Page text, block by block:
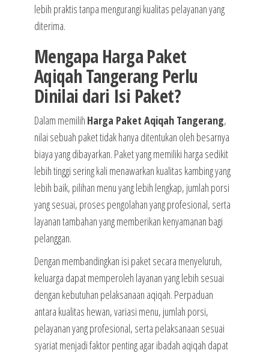
lebih praktis tanpa mengurangi kualitas pelayanan yang
diterima.
Mengapa Harga Paket
Aqiqah Tangerang Perlu
Dinilai dari Isi Paket?
Dalam memilih Harga Paket Aqiqah Tangerang,
nilai sebuah paket tidak hanya ditentukan oleh besarnya
biaya yang dibayarkan. Paket yang memiliki harga sedikit
lebih tinggi sering kali menawarkan kualitas kambing yang
lebih baik, pilihan menu yang lebih lengkap, jumlah porsi
yang sesuai, proses pengolahan yang profesional, serta
layanan tambahan yang memberikan kenyamanan bagi
pelanggan.
Dengan membandingkan isi paket secara menyeluruh,
keluarga dapat memperoleh layanan yang lebih sesuai
dengan kebutuhan pelaksanaan aqiqah. Perpaduan
antara kualitas hewan, variasi menu, jumlah porsi,
pelayanan yang profesional, serta pelaksanaan sesuai
syariat menjadi faktor penting agar ibadah aqiqah dapat